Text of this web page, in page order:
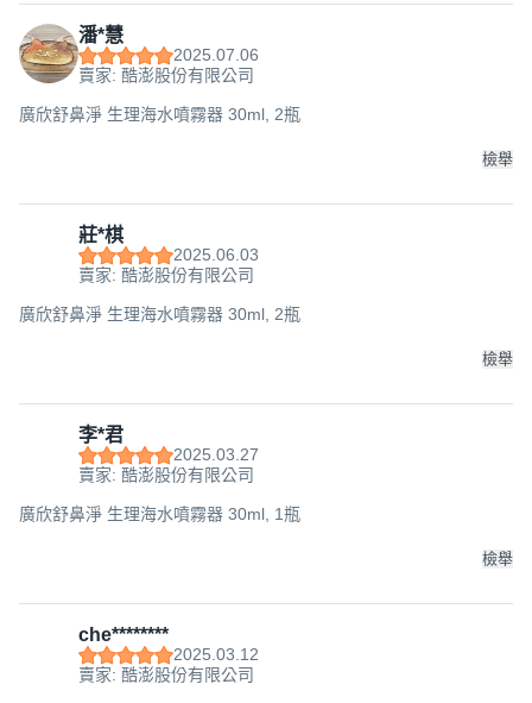
潘*慧
2025.07.06
賣家: 酷澎股份有限公司
廣欣舒鼻淨 生理海水噴霧器 30ml, 2瓶
檢舉
莊*棋
2025.06.03
賣家: 酷澎股份有限公司
廣欣舒鼻淨 生理海水噴霧器 30ml, 2瓶
檢舉
李*君
2025.03.27
賣家: 酷澎股份有限公司
廣欣舒鼻淨 生理海水噴霧器 30ml, 1瓶
檢舉
che********
2025.03.12
賣家: 酷澎股份有限公司